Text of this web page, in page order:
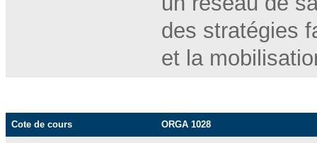
des stratégies
et la
Cote de cours ORGA 1028